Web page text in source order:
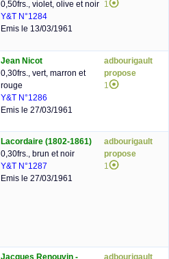
0,50frs., violet, olive et noir
Y&T N°1284
Emis le 13/03/1961
1
Jean Nicot
0,30frs., vert, marron et
rouge
Y&T N°1286
Emis le 27/03/1961
adbourigault
propose
1
Lacordaire (1802-1861)
0,30frs., brun et noir
Y&T N°1287
Emis le 27/03/1961
adbourigault
propose
1
Jacques Renouvin -
adbourigault